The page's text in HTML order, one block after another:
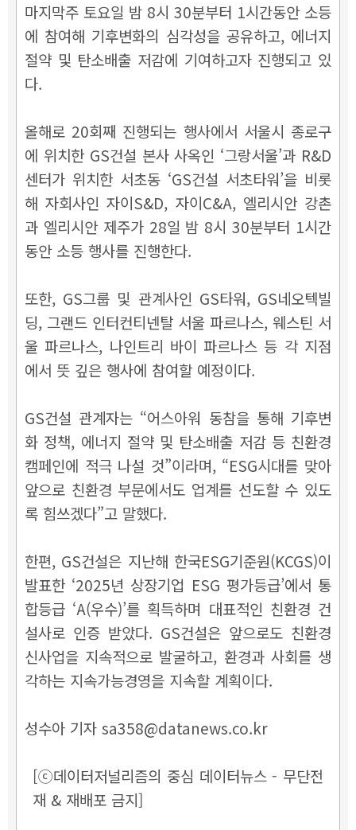
마지막주 토요일 밤 8시 30분부터 1시간동안 소등
에 참여해 기후변화의 심각성을 공유하고, 에너지
절약 및 탄소배출 저감에 기여하고자 진행되고 있
다.
올해로 20회째 진행되는 행사에서 서울시 종로구
에 위치한 GS건설 본사 사옥인 ‘그랑서울’과 R&D
센터가 위치한 서초동 ‘GS건설 서초타워’을 비롯
해 자회사인 자이S&D, 자이C&A, 엘리시안 강촌
과 엘리시안 제주가 28일 밤 8시 30분부터 1시간
동안 소등 행사를 진행한다.
또한, GS그룹 및 관계사인 GS타워, GS네오텍빌
딩, 그랜드 인터컨티넨탈 서울 파르나스, 웨스틴 서
울 파르나스, 나인트리 바이 파르나스 등 각 지점
에서 뜻 깊은 행사에 참여할 예정이다.
GS건설 관계자는 “어스아워 동참을 통해 기후변
화 정책, 에너지 절약 및 탄소배출 저감 등 친환경
캠페인에 적극 나설 것”이라며, “ESG시대를 맞아
앞으로 친환경 부문에서도 업계를 선도할 수 있도
록 힘쓰겠다”고 말했다.
한편, GS건설은 지난해 한국ESG기준원(KCGS)이
발표한 ‘2025년 상장기업 ESG 평가등급’에서 통
합등급 ‘A(우수)’를 획득하며 대표적인 친환경 건
설사로 인증 받았다. GS건설은 앞으로도 친환경
신사업을 지속적으로 발굴하고, 환경과 사회를 생
각하는 지속가능경영을 지속할 계획이다.
성수아 기자 sa358@datanews.co.kr
[ⓒ데이터저널리즘의 중심 데이터뉴스 - 무단전
재 & 재배포 금지]